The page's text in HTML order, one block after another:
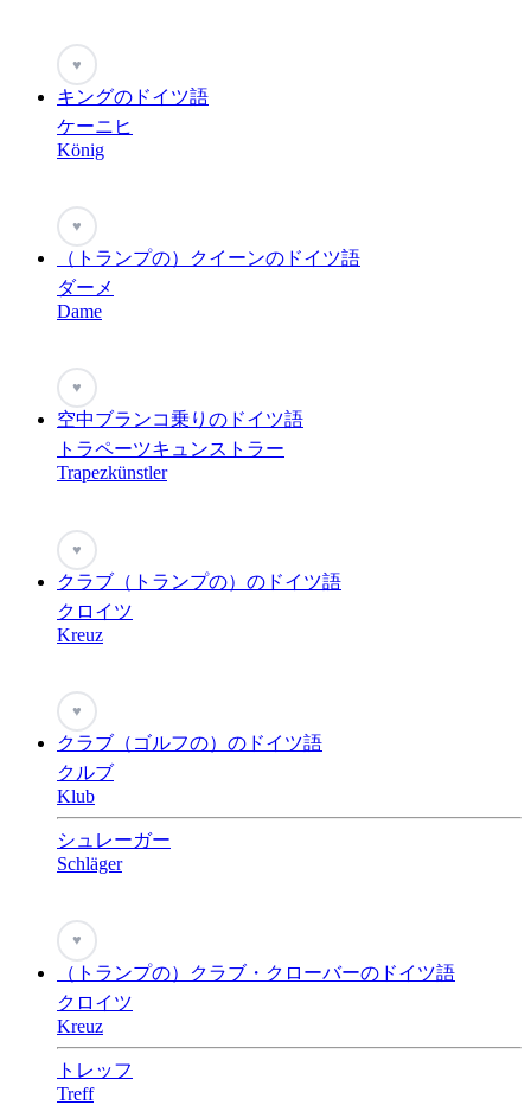
♥
キングのドイツ語
ケーニヒ
König
♥
（トランプの）クイーンのドイツ語
ダーメ
Dame
♥
空中ブランコ乗りのドイツ語
トラペーツキュンストラー
Trapezkünstler
♥
クラブ（トランプの）のドイツ語
クロイツ
Kreuz
♥
クラブ（ゴルフの）のドイツ語
クルブ
Klub
シュレーガー
Schläger
♥
（トランプの）クラブ・クローバーのドイツ語
クロイツ
Kreuz
トレッフ
Treff